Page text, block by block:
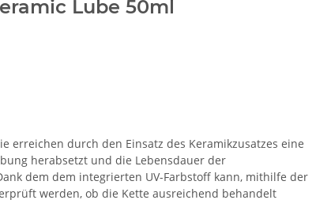
Lube 50ml
erreichen durch den Einsatz des Keramikzusatzes eine
herabsetzt und die Lebensdauer der
dem dem integrierten UV-Farbstoff kann, mithilfe der
werden, ob die Kette ausreichend behandelt